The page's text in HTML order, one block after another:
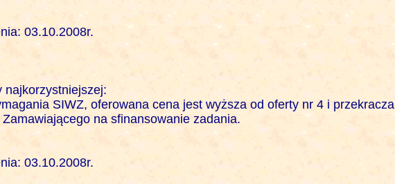
03.10.2008r.
najkorzystniejszej:
SIWZ, oferowana cena jest wyższa od oferty nr 4 i przekracza
na sfinansowanie zadania.
03.10.2008r.